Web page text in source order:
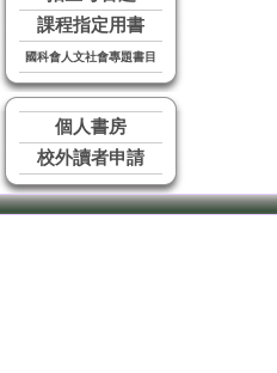
課程指定用書
國科會人文社會專題書目
個人書房
校外讀者申請